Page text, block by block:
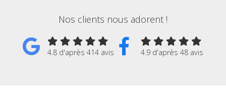
Nos clients nous adorent !
4.8 d'après 414 avis 4.9 d'après 48 avis